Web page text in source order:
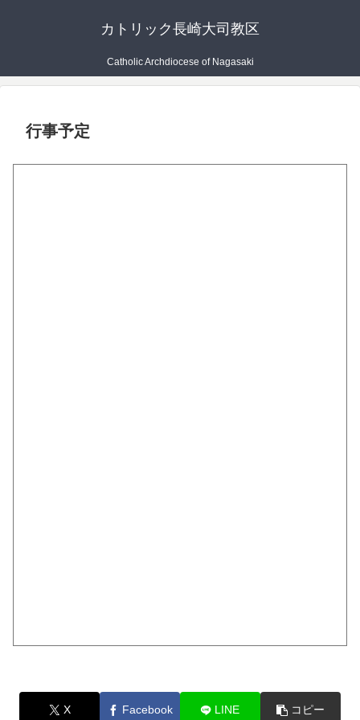
カトリック長崎大司教区
Catholic Archdiocese of Nagasaki
行事予定
X Facebook LINE コピー